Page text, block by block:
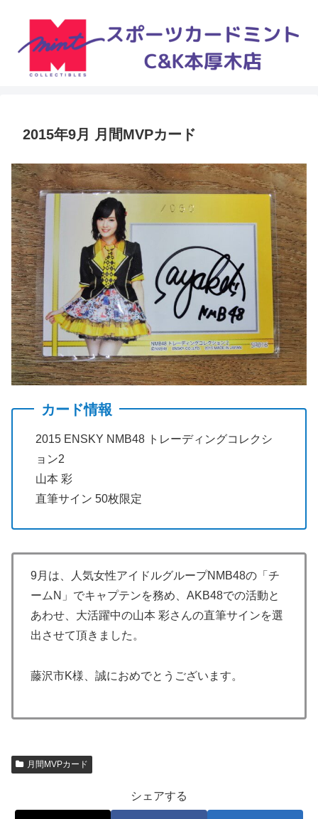
2015年9月 月間MVPカード
カード情報
2015 ENSKY NMB48 トレーディングコレクシ
ョン2
山本 彩
直筆サイン 50枚限定
9月は、人気女性アイドルグループNMB48の「チ
ームN」でキャプテンを務め、AKB48での活動と
あわせ、大活躍中の山本 彩さんの直筆サインを選
出させて頂きました。
藤沢市K様、誠におめでとうございます。
月間MVPカード
シェアする